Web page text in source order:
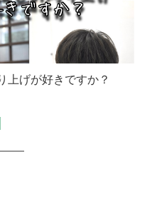
上げが好きですか？